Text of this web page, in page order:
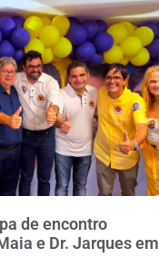
de encontro
e Dr. Jarques em